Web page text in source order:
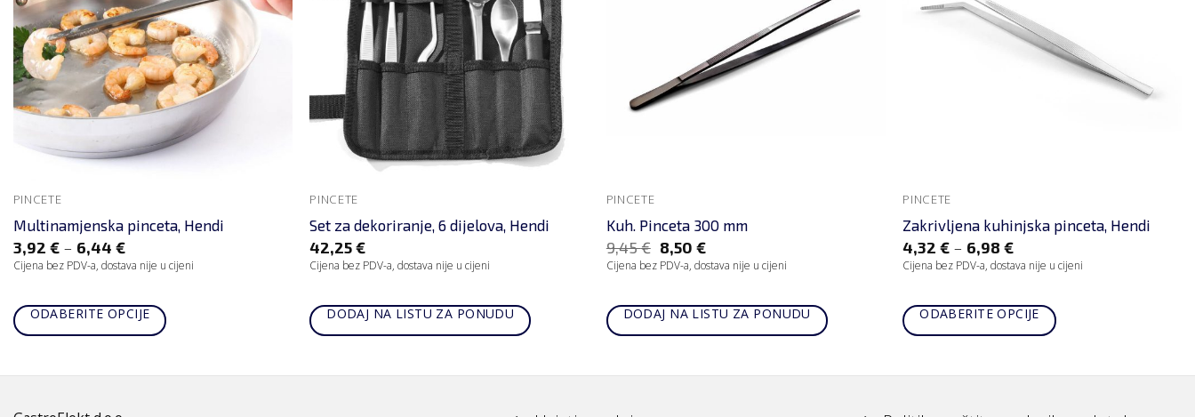
PINCETE
Multinamjenska pinceta, Hendi
3,92 €– 6,44 €
Cijena bez PDV-a, dostava nije u cijeni
ODABERITE OPCIJE
PINCETE
Set za dekoriranje, 6 dijelova, Hendi
42,25€
Cijena bez PDV-a, dostava nije u cijeni
DODAJ NA LISTU ZA PONUDU
PINCETE
Kuh. Pinceta 300 mm
9,45€ 8,50€
Cijena bez PDV-a, dostava nije u cijeni
DODAJ NA LISTU ZA PONUDU
PINCETE
Zakrivljena kuhinjska pinceta, Hendi
4,32€ – 6,98€
Cijena bez PDV-a, dostava nije u cijeni
ODABERITE OPCIJE